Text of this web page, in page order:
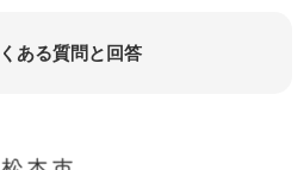
ある質問と回答